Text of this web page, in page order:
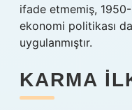
ifade etmemiş, 1950-
ekonomi politikası
uygulanmıştır.
KARMA